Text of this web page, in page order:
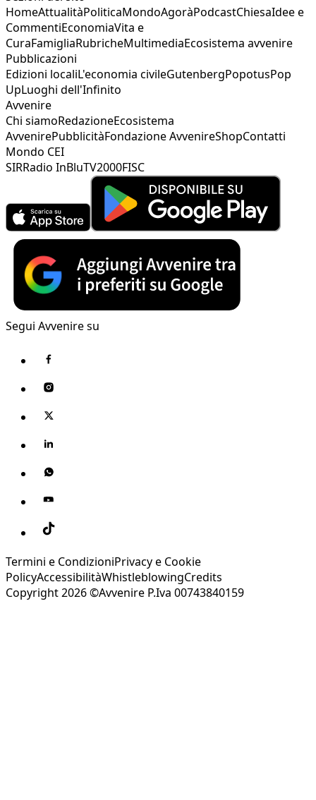
HomeAttualitàPoliticaMondoAgoràPodcastChiesaIdee e
CommentiEconomiaVita e
CuraFamigliaRubricheMultimediaEcosistema avvenire
Pubblicazioni
Edizioni localiL'economia civileGutenbergPopotusPop
UpLuoghi dell'Infinito
Avvenire
Chi siamoRedazioneEcosistema
AvvenirePubblicitàFondazione AvvenireShopContatti
Mondo CEI
SIRRadio InBluTV2000FISC
Segui Avvenire su
Termini e CondizioniPrivacy e Cookie
PolicyAccessibilitàWhistleblowingCredits
Copyright 2026 ©Avvenire P.Iva 00743840159